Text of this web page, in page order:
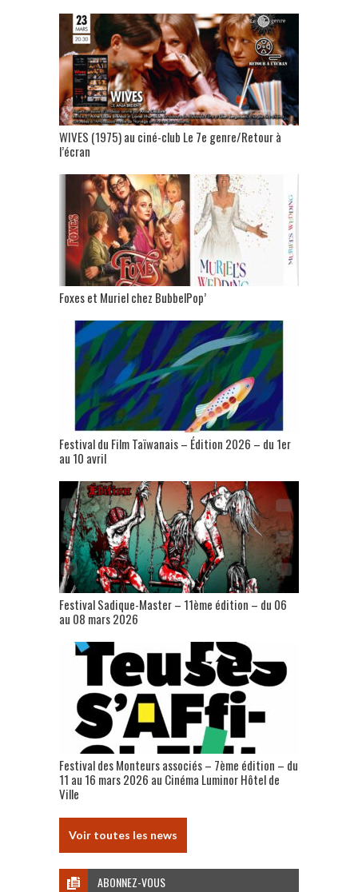
WIVES (1975) au ciné-club Le 7e genre/Retour à
l’écran
Foxes et Muriel chez BubbelPop’
Festival du Film Taïwanais – Édition 2026 – du 1er
au 10 avril
Festival Sadique-Master – 11ème édition – du 06
au 08 mars 2026
Festival des Monteurs associés – 7ème édition – du
11 au 16 mars 2026 au Cinéma Luminor Hôtel de
Ville
Voir toutes les news
ABONNEZ-VOUS